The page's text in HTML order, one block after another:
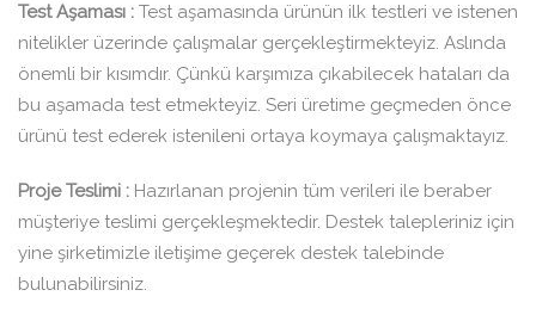
Test Aşaması : Test aşamasında ürünün ilk testleri ve istenen
nitelikler üzerinde çalışmalar gerçekleştirmekteyiz. Aslında
önemli bir kısımdır. Çünkü karşımıza çıkabilecek hataları da
bu aşamada test etmekteyiz. Seri üretime geçmeden önce
ürünü test ederek istenileni ortaya koymaya çalışmaktayız.
Proje Teslimi : Hazırlanan projenin tüm verileri ile beraber
müşteriye teslimi gerçekleşmektedir. Destek talepleriniz için
yine şirketimizle iletişime geçerek destek talebinde
bulunabilirsiniz.